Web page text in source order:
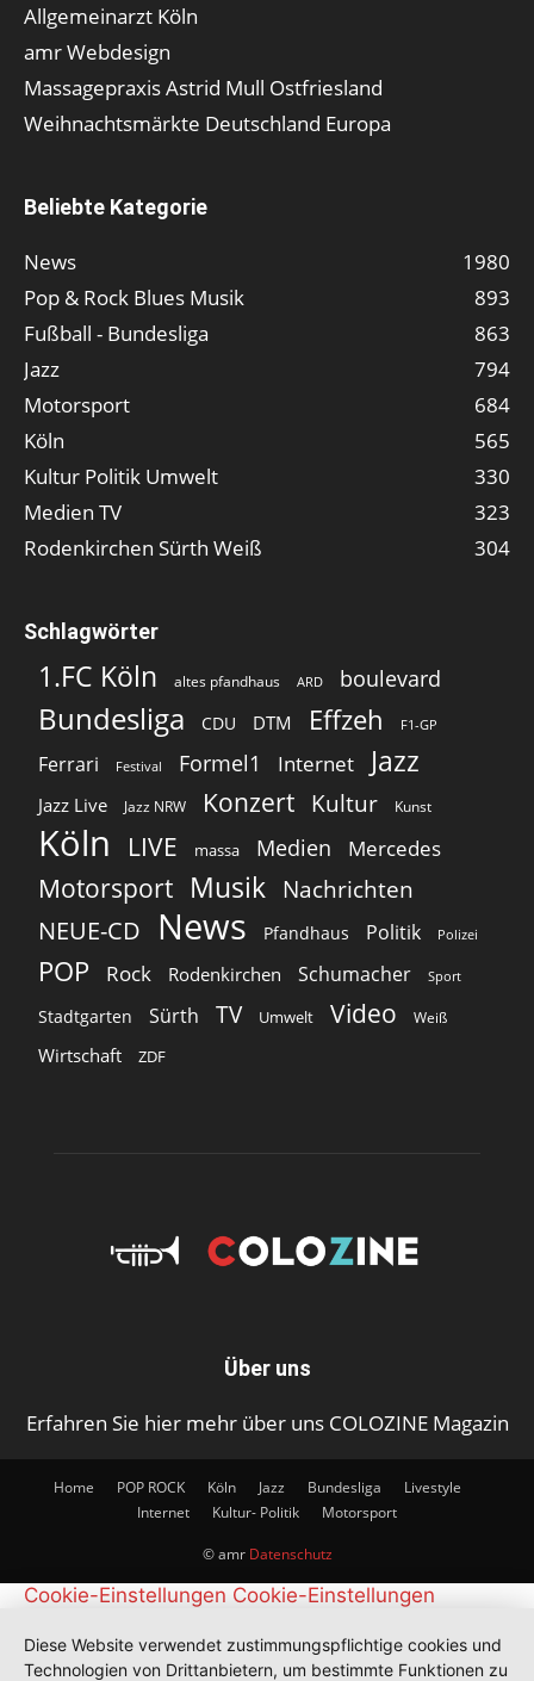
Allgemeinarzt Köln
amr Webdesign
Massagepraxis Astrid Mull Ostfriesland
Weihnachtsmärkte Deutschland Europa
Beliebte Kategorie
News
1980
Pop & Rock Blues Musik
893
Fußball - Bundesliga
863
Jazz
794
Motorsport
684
Köln
565
Kultur Politik Umwelt
330
Medien TV
323
Rodenkirchen Sürth Weiß
304
Schlagwörter
1.FC Köln altes pfandhaus ARD boulevard
Bundesliga CDU DTM Effzeh F1-GP
Ferrari Festival Formel1 Internet Jazz
Jazz Live Jazz NRW Konzert Kultur Kunst
Köln LIVE massa Medien Mercedes
Motorsport Musik Nachrichten
NEUE-CD
News Pfandhaus Politik Polizei
POP Rock Rodenkirchen Schumacher Sport
Stadtgarten Sürth TV Umwelt Video Weiß
Wirtschaft ZDF
Über uns
Erfahren Sie hier mehr über uns COLOZINE Magazin
Home POP ROCK Köln Jazz Bundesliga
Livestyle
Internet
Kultur- Politik Motorsport
© amr Datenschutz
Cookie-Einstellungen Cookie-Einstellungen
Diese Website verwendet zustimmungspflichtige cookies und
Technologien von Drittanbietern, um bestimmte Funktionen zu